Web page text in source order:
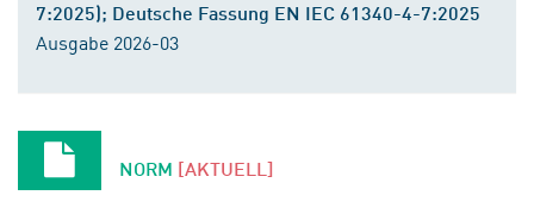
7:2025); Deutsche Fassung EN IEC 61340-4-7:2025
Ausgabe 2026-03
NORM [AKTUELL]